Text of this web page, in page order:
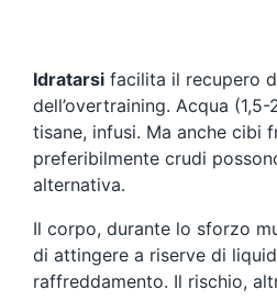
Idratarsi facilita il recupero
dell’overtraining. Acqua
tisane, infusi. Ma anche cibi
preferibilmente crudi
alternativa.
Il corpo, durante lo sforzo
di attingere a riserve di
raffreddamento. Il rischio,